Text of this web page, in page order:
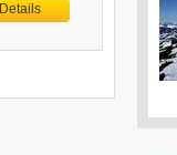
Details